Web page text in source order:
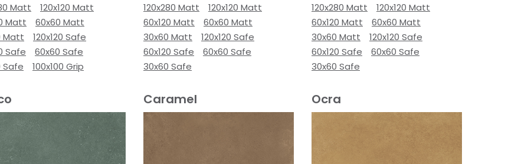
Matt
120x120 Matt
Matt
60x60 Matt
Matt
120x120 Safe
Safe
60x60 Safe
Safe
100x100 Grip
120x280 Matt
120x120 Matt
60x120 Matt
60x60 Matt
30x60 Matt
120x120 Safe
60x120 Safe
60x60 Safe
30x60 Safe
120x280 Matt
120x120 Matt
60x120 Matt
60x60 Matt
30x60 Matt
120x120 Safe
60x120 Safe
60x60 Safe
30x60 Safe
Caramel Ocra